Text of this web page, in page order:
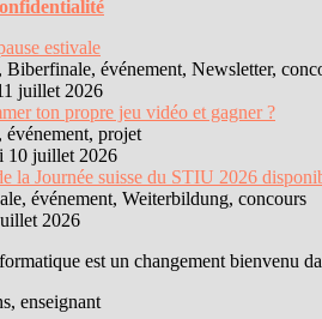
estivale
Biberfinale, événement, Newsletter,
juillet 2026
ton propre jeu vidéo et gagner ?
événement, projet
10 juillet 2026
la Journée suisse du STIU 2026
événement, Weiterbildung, concours
2026
est un changement bienvenu
enseignant